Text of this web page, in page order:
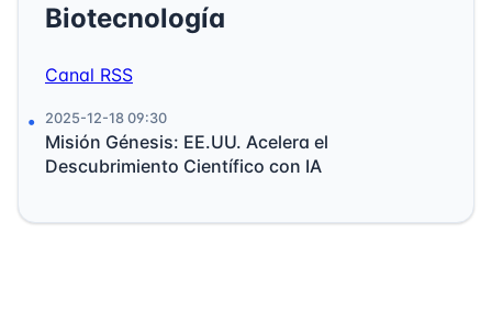
Biotecnología
Canal RSS
2025-12-18 09:30
Misión Génesis: EE.UU. Acelera el
Descubrimiento Científico con IA